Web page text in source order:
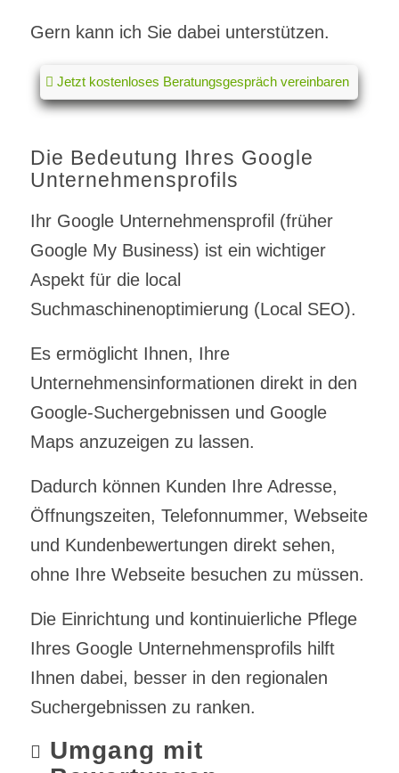
Gern kann ich Sie dabei unterstützen.
Jetzt kostenloses Beratungsgespräch vereinbaren
Die Bedeutung Ihres Google
Unternehmensprofils
Ihr Google Unternehmensprofil (früher
Google My Business) ist ein wichtiger
Aspekt für die local
Suchmaschinenoptimierung (Local SEO).
Es ermöglicht Ihnen, Ihre
Unternehmensinformationen direkt in den
Google-Suchergebnissen und Google
Maps anzuzeigen zu lassen.
Dadurch können Kunden Ihre Adresse,
Öffnungszeiten, Telefonnummer, Webseite
und Kundenbewertungen direkt sehen,
ohne Ihre Webseite besuchen zu müssen.
Die Einrichtung und kontinuierliche Pflege
Ihres Google Unternehmensprofils hilft
Ihnen dabei, besser in den regionalen
Suchergebnissen zu ranken.
Umgang mit